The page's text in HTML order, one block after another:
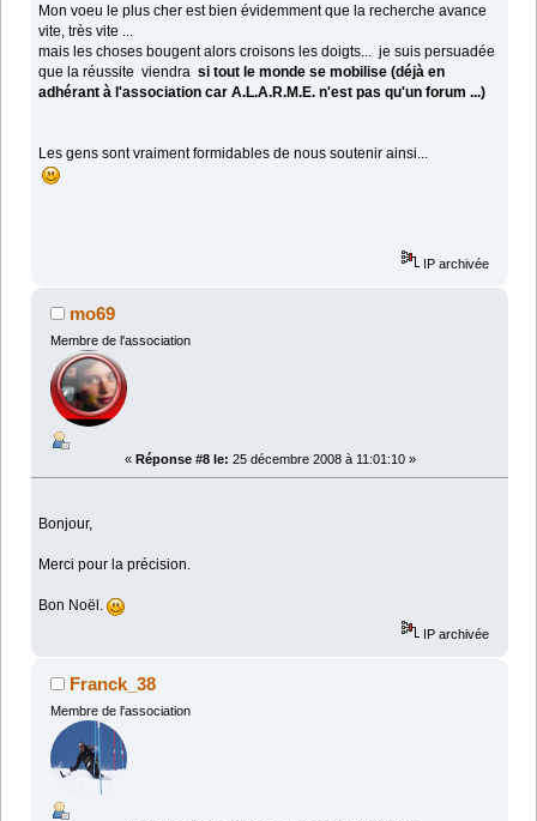
Mon voeu le plus cher est bien évidemment que la recherche avance
vite, très vite ...
mais les choses bougent alors croisons les doigts... je suis persuadée
que la réussite viendrasi tout le monde se mobilise (déjà en
adhérant à l'association car A.L.A.R.M.E. n'est pas qu'un forum ...)
Les gens sont vraiment formidables de nous soutenir ainsi...
IP archivée
mo69
Membre de l'association
« Réponse #8 le: 25 décembre 2008 à 11:01:10 »
Bonjour,
Merci pour la précision.
Bon Noël.
IP archivée
Franck_38
Membre de l'association